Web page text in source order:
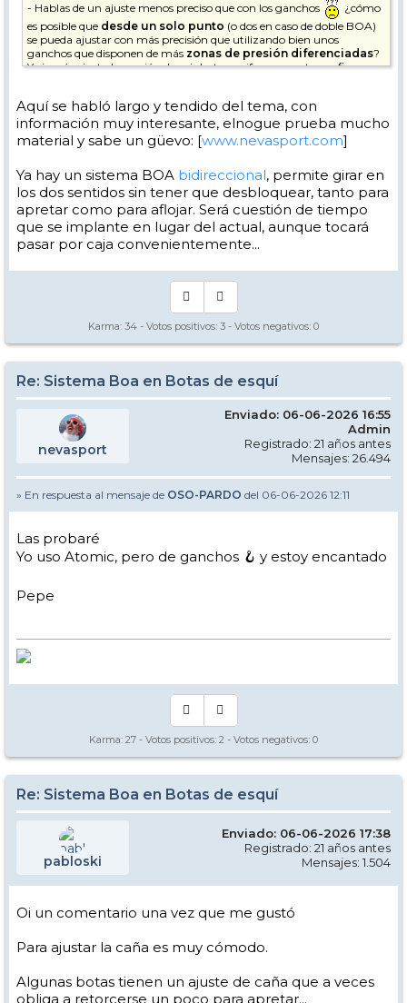
- Hablas de un ajuste menos preciso que con los ganchos
¿cómo
es posible que desde un solo punto (o dos en caso de doble BOA)
se pueda ajustar con más precisión que utilizando bien unos
ganchos que disponen de más zonas de presión diferenciadas?
Yo jamás ajusto la presión de mis botas uniformemente, prefiero
- También veo que la rueda ajusta hacia la presión pero luegono
puedes volver atrás si te has pasadouno o dos puntos por lo
que debes volver a empezar a ajustar desde cero si quieres soltar un
Son cosas que no acaban de encajarme en este sistema, aunque
habrá que probarlo, sin duda
Pepe
Aquí se habló largo y tendido del tema, con
información muy interesante, elnogue prueba mucho
material y sabe un güevo: [www.nevasport.com]
Ya hay un sistema BOA bidireccional, permite girar en
los dos sentidos sin tener que desbloquear, tanto para
apretar como para aflojar. Será cuestión de tiempo
que se implante en lugar del actual, aunque tocará
pasar por caja convenientemente...
Karma: 34 - Votos positivos: 3 - Votos negativos: 0
Re: Sistema Boa en Botas de esquí
nevasport
Enviado: 06-06-2026 16:55
Admin
Registrado: 21 años antes
Mensajes: 26.494
» En respuesta al mensaje de OSO-PARDO del 06-06-2026 12:11
Las probaré
Yo uso Atomic, pero de ganchos 🪝 y estoy encantado
Pepe
Karma: 27 - Votos positivos: 2 - Votos negativos: 0
Re: Sistema Boa en Botas de esquí
pabloski
Enviado: 06-06-2026 17:38
Registrado: 21 años antes
Mensajes: 1.504
Oi un comentario una vez que me gustó
Para ajustar la caña es muy cómodo.
Algunas botas tienen un ajuste de caña que a veces
obliga a retorcerse un poco para apretar...